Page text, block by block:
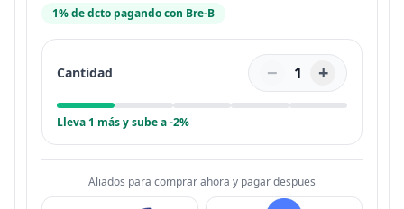
1% de dcto pagando con Bre-B
Cantidad − 1 +
Lleva 1 más y sube a -2%
Aliados para comprar ahora y pagar despues